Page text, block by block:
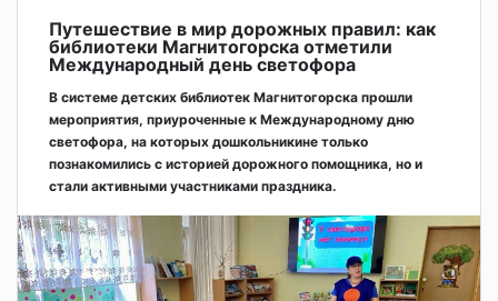
Путешествие в мир дорожных правил: как
библиотеки Магнитогорска отметили
Международный день светофора
В системе детских библиотек Магнитогорска прошли
мероприятия, приуроченные к Международному дню
светофора, на которых дошкольникине только
познакомились с историей дорожного помощника, но и
стали активными участниками праздника.